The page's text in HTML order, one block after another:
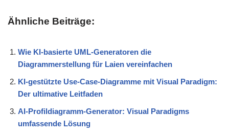
Ähnliche Beiträge:
Wie KI-basierte UML-Generatoren die
Diagrammerstellung für Laien vereinfachen
KI-gestützte Use-Case-Diagramme mit Visual Paradigm:
Der ultimative Leitfaden
AI-Profildiagramm-Generator: Visual Paradigms
umfassende Lösung